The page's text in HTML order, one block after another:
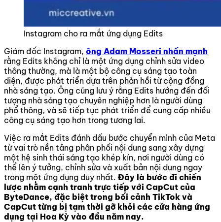
Instagram cho ra mắt ứng dụng Edits
Giám đốc Instagram, ông Adam Mosseri nhấn mạnh
rằng Edits không chỉ là một ứng dụng chỉnh sửa video
thông thường, mà là một bộ công cụ sáng tạo toàn
diện, được phát triển dựa trên phản hồi từ cộng đồng
nhà sáng tạo. Ông cũng lưu ý rằng Edits hướng đến đối
tượng nhà sáng tạo chuyên nghiệp hơn là người dùng
phổ thông, và sẽ tiếp tục phát triển để cung cấp nhiều
công cụ sáng tạo hơn trong tương lai.
Việc ra mắt Edits đánh dấu bước chuyển mình của Meta
từ vai trò nền tảng phân phối nội dung sang xây dựng
một hệ sinh thái sáng tạo khép kín, nơi người dùng có
thể lên ý tưởng, chỉnh sửa và xuất bản nội dung ngay
trong một ứng dụng duy nhất. Đây là bước đi chiến
lược nhằm cạnh tranh trực tiếp với CapCut của
ByteDance, đặc biệt trong bối cảnh TikTok và
CapCut từng bị tạm thời gỡ khỏi các cửa hàng ứng
dụng tại Hoa Kỳ vào đầu năm nay.